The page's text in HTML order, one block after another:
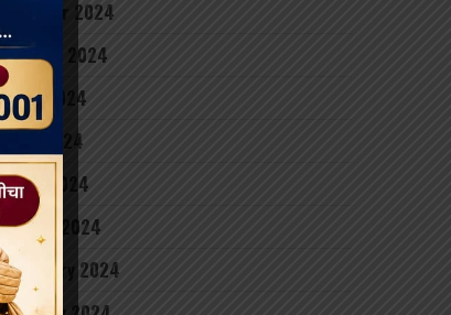
October 2024
August 2024
June 2024
May 2024
April 2024
March 2024
February 2024